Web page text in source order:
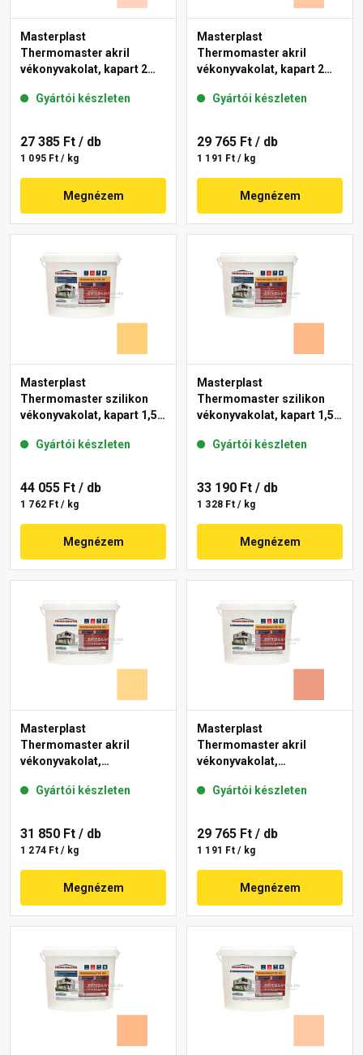
Masterplast
Thermomaster akril
vékonyvakolat, kapart 2
Gyártói készleten
27 385 Ft / db
1 095 Ft / kg
Megnézem
Masterplast
Thermomaster akril
vékonyvakolat, kapart 2
Gyártói készleten
29 765 Ft / db
1 191 Ft / kg
Megnézem
Masterplast
Thermomaster szilikon
vékonyvakolat, kapart 1,5
Gyártói készleten
44 055 Ft / db
1 762 Ft / kg
Megnézem
Masterplast
Thermomaster szilikon
vékonyvakolat, kapart 1,5
Gyártói készleten
33 190 Ft / db
1 328 Ft / kg
Megnézem
Masterplast
Thermomaster akril
vékonyvakolat,
01-D 25 kg
Gyártói készleten
31 850 Ft / db
1 274 Ft / kg
Megnézem
Masterplast
Thermomaster akril
vékonyvakolat,
17-C 25 kg
Gyártói készleten
29 765 Ft / db
1 191 Ft / kg
Megnézem